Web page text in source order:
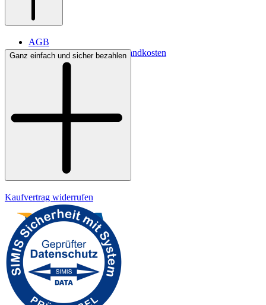
AGB
Lieferbedingungen & Versandkosten
Bezahlung
Ganz einfach und sicher bezahlen
Kaufvertrag widerrufen